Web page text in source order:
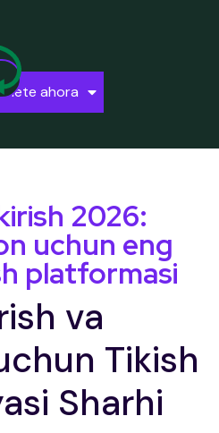
ahora
2026:
uchun eng
platformasi
va
Tikish
Sharhi